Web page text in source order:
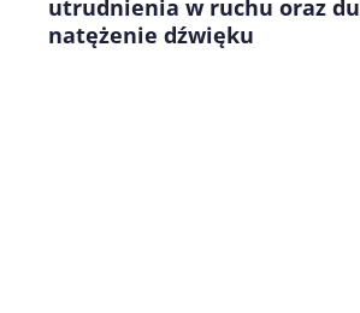
utrudnienia w ruchu oraz
natężenie dźwięku